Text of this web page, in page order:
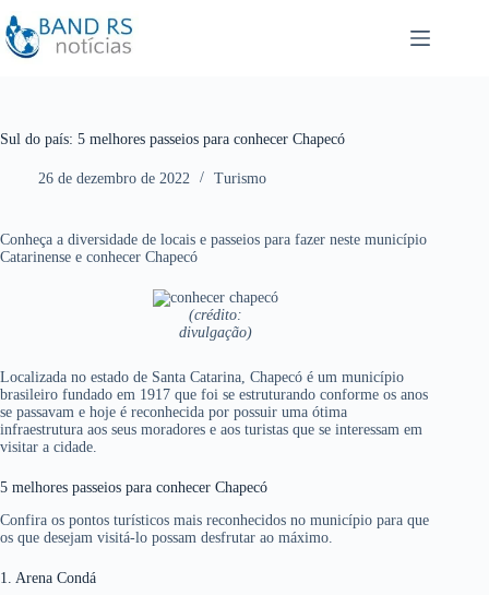
u
r
a
t
e
Sul do país: 5 melhores passeios para conhecer Chapecó
26 de dezembro de 2022 Turismo
Conheça a diversidade de locais e passeios para fazer neste município
Catarinense e conhecer Chapecó
(crédito:
divulgação)
Localizada no estado de Santa Catarina, Chapecó é um município
brasileiro fundado em 1917 que foi se estruturando conforme os anos
se passavam e hoje é reconhecida por possuir uma ótima
infraestrutura aos seus moradores e aos turistas que se interessam em
visitar a cidade.
5 melhores passeios para conhecer Chapecó
Confira os pontos turísticos mais reconhecidos no município para que
os que desejam visitá-lo possam desfrutar ao máximo.
1. Arena Condá